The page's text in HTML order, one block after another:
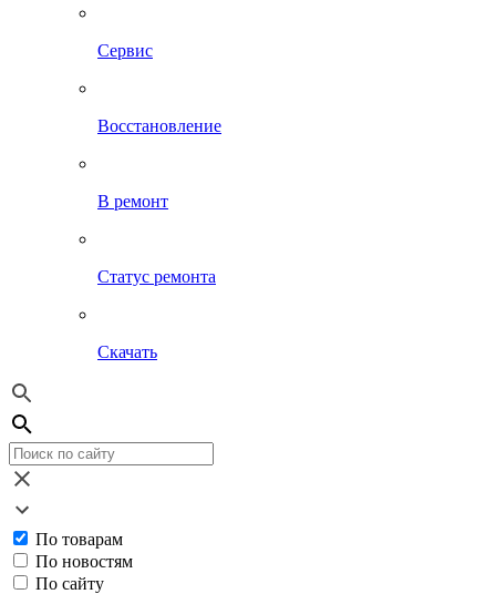
Сервис
Восстановление
В ремонт
Статус ремонта
Скачать
По товарам
По новостям
По сайту